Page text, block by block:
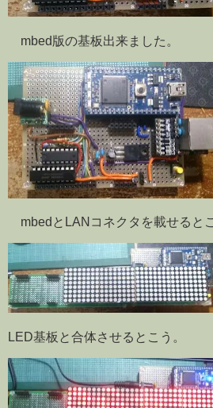
mbed版の基板出来ました。
mbedとLANコネクタを載せると
LED基板と合体させるとこう。